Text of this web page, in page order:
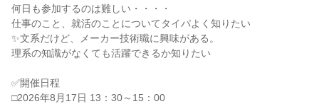
何日も参加するのは難しい・・・・
仕事のこと、就活のことについてタイパよく知りたい
✨文系だけど、メーカー技術職に興味がある。
理系の知識がなくても活躍できるか知りたい
✅開催日程
□2026年8月17日 13：30～15：00